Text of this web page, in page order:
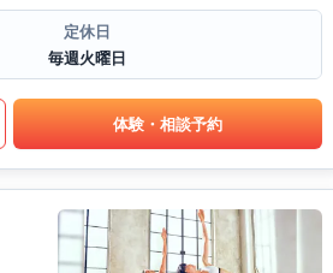
定休日
毎週火曜日
体験・相談予約